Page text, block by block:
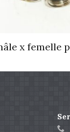
x femelle